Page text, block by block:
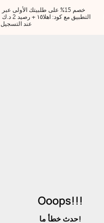
عند التسجيل
Ooops!!!
حدث خطأ ما!